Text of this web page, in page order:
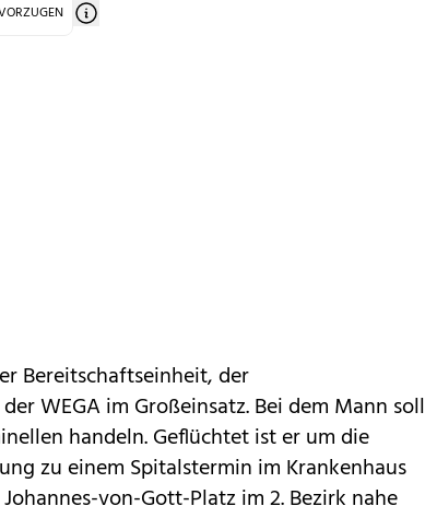
Bereitschaftseinheit, der
WEGA im Großeinsatz. Bei dem Mann soll
handeln. Geflüchtet ist er um die
zu einem Spitalstermin im Krankenhaus
von-Gott-Platz im 2. Bezirk nahe